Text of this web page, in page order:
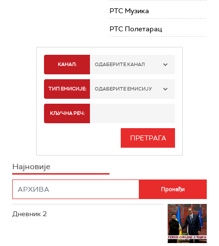
РТС Музика
РТС Полетарац
КАНАЛ: ОДАБЕРИТЕ КАНАЛ
РТС 1
РТС 3
ТИП ЕМИСИЈЕ: ОДАБЕРИТЕ ЕМИСИЈУ
ИНФО
КЉУЧНА РЕЧ:
Најновије
Дневник 2